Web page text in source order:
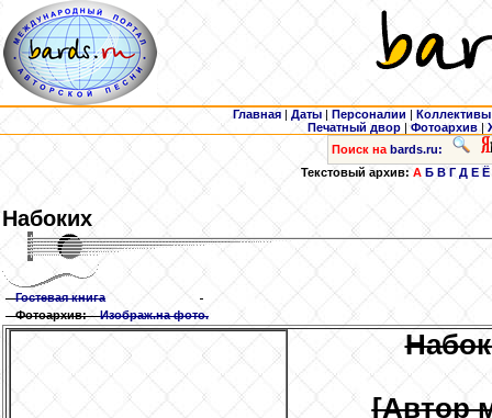
Главная | Даты | Персоналии | Коллективы
Печатный двор |Фотоархив |
Поиск на bards.ru:
Текстовый архив:А Б В Г Д Е Ё
Набоких
Гостевая книга
Фотоархив:
Изображ.на фото.
[Автор